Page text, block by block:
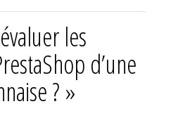
les
d’une
? »